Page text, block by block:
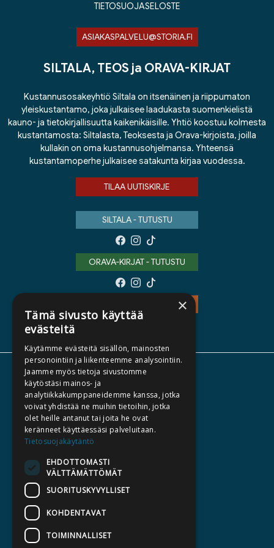
TIETOSUOJASELOSTE
ASIAKASPALVELU@STORIA.FI
SILTALA, TEOS ja ORAVA-KIRJAT
Kustannusosakeyhtiö Siltala on itsenäinen ja riippumaton
yleiskustantamo, joka julkaisee laadukasta suomenkielistä
kauno- ja tietokirjallisuutta kaikenikäisille. Yhtiö koostuu kolmesta
kustantamosta: Siltalasta, Teoksesta ja Orava-kirjoista, joilla
kullakin on oma kustannusohjelmansa. Yhteensä
kustantamoperhe julkaisee satakunta kirjaa vuodessa.
TILAA UUTISKIRJE
SILTALA - TUTUSTU
ORAVA-KIRJAT - TUTUSTU
TIETOA MEISTÄ
TEKIJÄT
KATALOGIT
AJANKOHTAISTA
HALUATKO KIRJAILIJAKSI
KIRJA TILAUSTYÖNÄ
MEDIALLE
LASKUTUSOSOITTEET
×
Tämä sivusto käyttää
evästeitä
Käytämme evästeitä sisällön, mainosten
personointiin ja liikenteemme analysointiin.
Jaamme myös tietoja sivustomme
käytöstäsi mainos- ja
analytiikkakumppaneidemme kanssa, jotka
voivat yhdistää ne muihin tietoihin, jotka
olet heille antanut tai joita he ovat
keränneet käyttäessäsi palveluitaan.
Tietosuojakäytäntö
EHDOTTOMASTI
VÄLTTÄMÄTTÖMÄT
SUORITUSKYVYLLISET
KOHDENTAVAT
TOIMINNALLISET